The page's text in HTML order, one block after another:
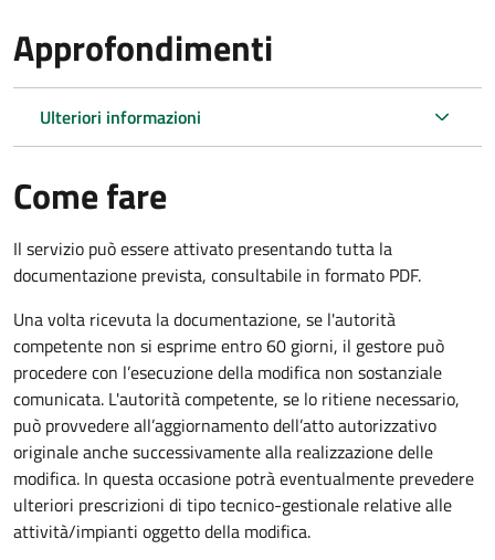
Approfondimenti
Ulteriori informazioni
Come fare
Il servizio può essere attivato presentando tutta la
documentazione prevista, consultabile in formato PDF.
Una volta ricevuta la documentazione, se l'autorità
competente non si esprime entro 60 giorni, il gestore può
procedere con l’esecuzione della modifica non sostanziale
comunicata. L'autorità competente, se lo ritiene necessario,
può provvedere all’aggiornamento dell’atto autorizzativo
originale anche successivamente alla realizzazione delle
modifica. In questa occasione potrà eventualmente prevedere
ulteriori prescrizioni di tipo tecnico-gestionale relative alle
attività/impianti oggetto della modifica.